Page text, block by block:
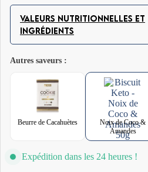
Les biscuits BeKeto sont parfaits avec le café du
au travail ou en dessert — c’est le produit idéal
correctement, ne vous fera pas sortir de l’état de
composition simple et pure : noix de coco (pulpe
culpabilité lorsque vous avez envie de quelque
également parfaits comme base pour un
en complément d’un granola keto.
VALEURS NUTRITIONNELLES ET
INGRÉDIENTS
Autres saveurs :
Beurre de Cacahuètes
Noix de Coco &
Amandes
Expédition dans les 24 heures !